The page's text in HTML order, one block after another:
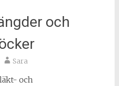
och
Sara
och